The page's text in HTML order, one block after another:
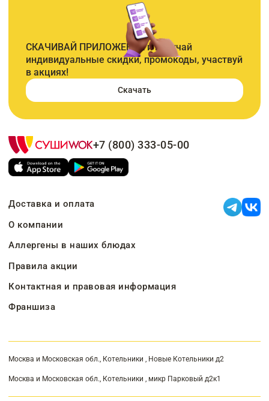
СКАЧИВАЙ ПРИЛОЖЕНИЕ и получай
индивидуальные скидки, промокоды, участвуй
в акциях!
Скачать
+7 (800) 333-05-00
Доставка и оплата
О компании
Аллергены в наших блюдах
Правила акции
Контактная и правовая информация
Франшиза
Москва и Московская обл., Котельники , Новые Котельники д2
Москва и Московская обл., Котельники , микр Парковый д2к1